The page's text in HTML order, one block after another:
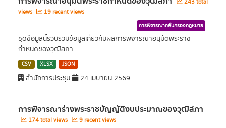
243 total
views
19 recent views
การพิจารณากลั่นกรองกฎหมาย
ชุดข้อมูลนี้รวบรวมข้อมูลเกี่ยวกับผลการพิจารณาอนุมัติพระราช
กำหนดของวุฒิสภา
CSV XLSX JSON
สำนักการประชุม 24 เมษายน 2569
การพิจารณาร่างพระราชบัญญัติงบประมาณของวุฒิสภา
174 total views 9 recent views